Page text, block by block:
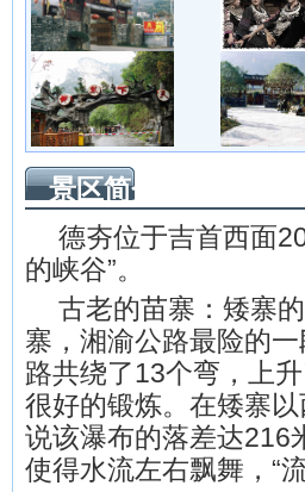
景区简介
德夯位于吉首西面
的峡谷”。
古老的苗寨：矮寨
寨，湘渝公路最险的
路共绕了13个弯，上
很好的锻炼。在矮寨
说该瀑布的落差达216
使得水流左右飘舞，“